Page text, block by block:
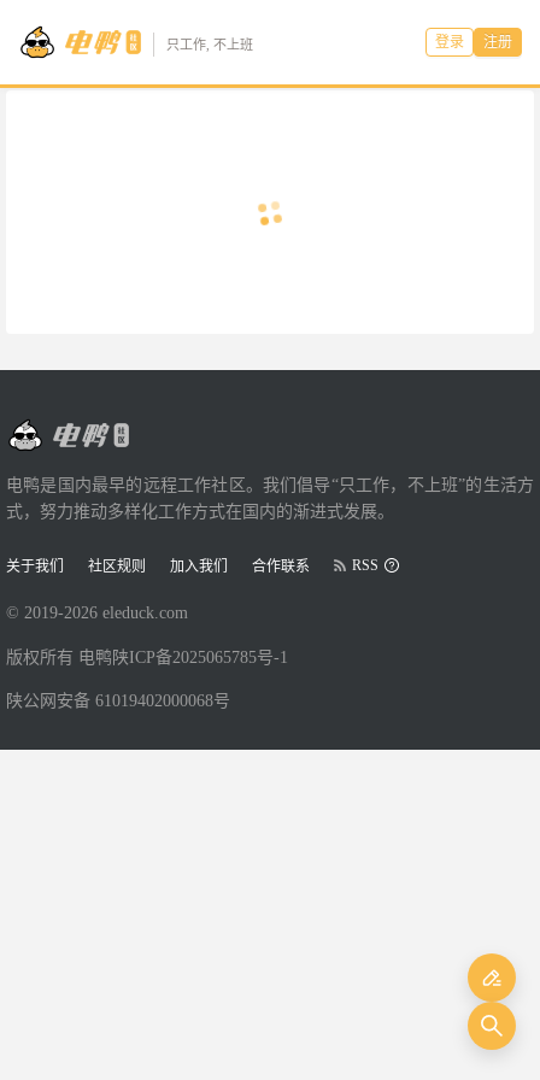
只工作, 不上班 登录 注册
电鸭是国内最早的远程工作社区。我们倡导“只工作，不上班”的生活方
式，努力推动多样化工作方式在国内的渐进式发展。
关于我们 社区规则 加入我们 合作联系 RSS
© 2019-2026 eleduck.com
版权所有 电鸭 陕ICP备2025065785号-1
陕公网安备 61019402000068号